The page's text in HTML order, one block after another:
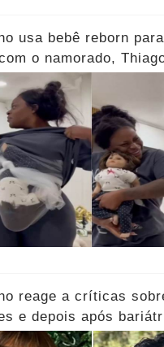
usa bebê reborn
o namorado,
reage a críticas
e depois após